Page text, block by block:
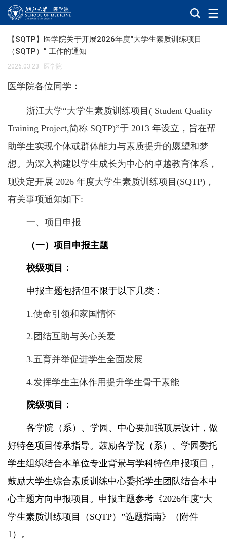
【SQTP】医学院关于开展2026年度“大学生素质训练项目
（SQTP）” 工作的通知
2026.03.23 · 医学院
医学院各位同学：
浙江大学“大学生素质训练项目( Student Quality
Training Project,简称 SQTP)”于 2013 年设立，旨在帮
助学生实现个体或群体能力与素质提升的愿望和梦
想。为深入构建以学生成长为中心的卓越教育体系，
现决定开展 2026 年度大学生素质训练项目(SQTP) ，
有关事项通知如下:
一、项目申报
（一）项目申报主题
校级项目：
申报主题包括但不限于以下几类：
1.使命引领和家国情怀
2. 团结互助与关心关爱
3.五育并举促进学生全面发展
4.发挥学生主体作用提升学生骨干素能
院级项目：
各学院（系）、学园、中心要加强顶层设计，做
好特色项目传承指导。鼓励各学院（系）、学园委托
学生组织结合本单位专业背景与学科特色申报项目，
鼓励大学生综合素质训练中心委托学生团队结合本中
心主题方向申报项目。申报主题参考《2026年度“大
学生素质训练项目（ SQTP）”选题指南》（附件
1 ）。